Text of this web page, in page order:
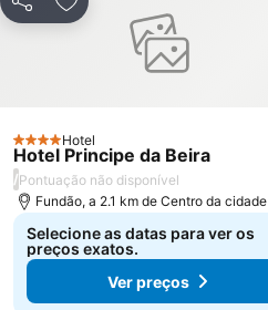
PartilharAdicionar aos favoritos
4 Estrelas
Hotel
Hotel Principe da Beira
/Pontuação não disponível
Fundão, a 2.1 km de Centro da cidade
Selecione as datas para ver os
preços exatos.
Ver preços